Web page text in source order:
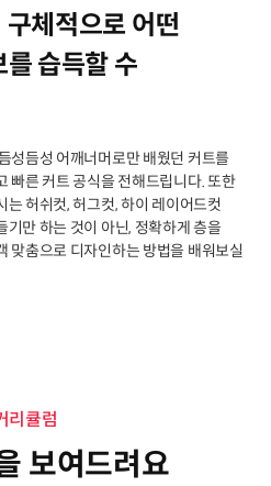
체적으로 어떤
습득할 수
성듬성 어깨너머로만 배웠던 커트를
빠른 커트 공식을 전해드립니다. 또한
허쉬컷, 허그컷, 하이 레이어드컷
만 하는 것이 아닌, 정확하게 층을
맞춤으로 디자인하는 방법을 배워보실
리큘럼
보여드려요